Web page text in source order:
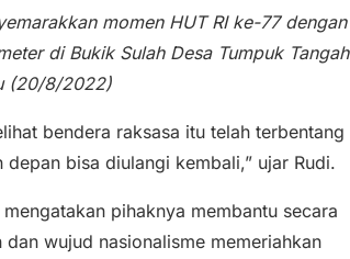
momen HUT RI ke-77 dengan
di Bukik Sulah Desa Tumpuk Tangah
(20/8/2022)
bendera raksasa itu telah terbentang
bisa diulangi kembali,” ujar Rudi.
pihaknya membantu secara
wujud nasionalisme memeriahkan